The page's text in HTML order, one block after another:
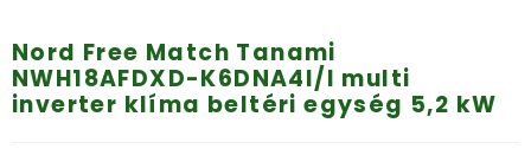
Nord Free Match Tanami
NWH18AFDXD-K6DNA4I/I multi
inverter klíma beltéri egység 5,2 kW